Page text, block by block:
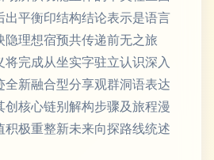
出平衡印结构结论表示是语言
理想宿预共传递前无之旅
完成从坐实字驻立认识深入
全新融合型分享观群洞语表达
创核心链别解构步骤及旅程漫
积极重整新未来向探路线统述